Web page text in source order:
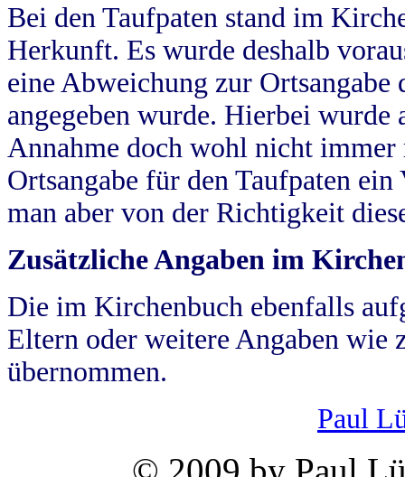
Bei den Taufpaten stand im
Herkunft. Es wurde deshalb
eine Abweichung zur
angegeben wurde. Hierbei wurde
Annahme doch wohl nicht
Ortsangabe für den Taufpaten
man aber von der Richtigkeit
Zusätzliche Angaben im
Die im Kirchenbuch ebenfalls
Eltern oder weitere Angaben wie
übernommen.
Paul